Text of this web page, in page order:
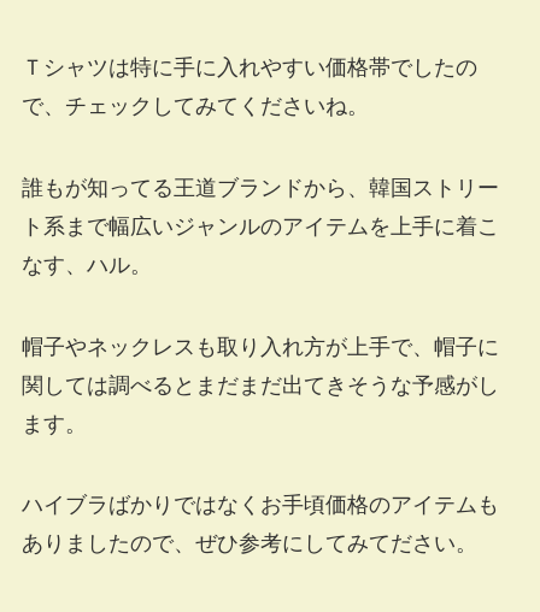
Ｔシャツは特に手に入れやすい価格帯でしたの
で、チェックしてみてくださいね。
誰もが知ってる王道ブランドから、韓国ストリー
ト系まで幅広いジャンルのアイテムを上手に着こ
なす、ハル。
帽子やネックレスも取り入れ方が上手で、帽子に
関しては調べるとまだまだ出てきそうな予感がし
ます。
ハイブラばかりではなくお手頃価格のアイテムも
ありましたので、ぜひ参考にしてみてださい。